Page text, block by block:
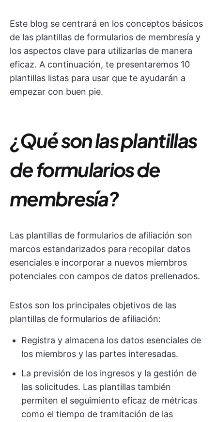
Este blog se centrará en los conceptos básicos
de las plantillas de formularios de membresía y
los aspectos clave para utilizarlas de manera
eficaz. A continuación, te presentaremos 10
plantillas listas para usar que te ayudarán a
empezar con buen pie.
¿Qué son las plantillas
de formularios de
membresía?
Las plantillas de formularios de afiliación son
marcos estandarizados para recopilar datos
esenciales e incorporar a nuevos miembros
potenciales con campos de datos prellenados.
Estos son los principales objetivos de las
plantillas de formularios de afiliación:
Registra y almacena los datos esenciales de
los miembros y las partes interesadas.
La previsión de los ingresos y la gestión de
las solicitudes. Las plantillas también
permiten el seguimiento eficaz de métricas
como el tiempo de tramitación de las